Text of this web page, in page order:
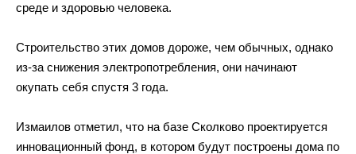
среде и здоровью человека.
Строительство этих домов дороже, чем обычных, однако
из-за снижения электропотребления, они начинают
окупать себя спустя 3 года.
Измаилов отметил, что на базе Сколково проектируется
инновационный фонд, в котором будут построены дома по